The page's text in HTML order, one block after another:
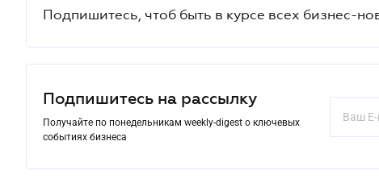
Подпишитесь, чтоб быть в курсе всех бизнес-
Подпишитесь на рассылку
Получайте по понедельникам weekly-digest о ключевых
событиях бизнеса